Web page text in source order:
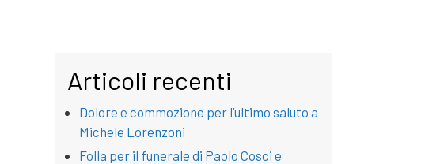
Cena del Baroni
Articoli recenti
Dolore e commozione per l’ultimo saluto a
Michele Lorenzoni
Folla per il funerale di Paolo Cosci e